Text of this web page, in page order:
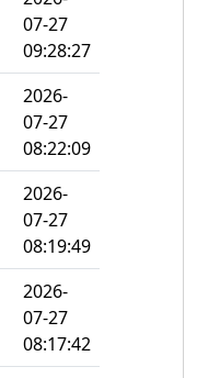
07-27
09:28:27
2026-
07-27
08:22:09
2026-
07-27
08:19:49
2026-
07-27
08:17:42